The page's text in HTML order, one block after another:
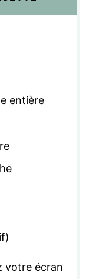
entière
votre écran